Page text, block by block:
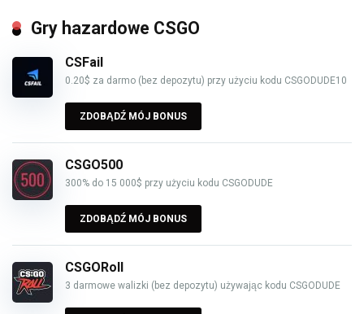
Gry hazardowe CSGO
CSFail
0.20$ za darmo (bez depozytu) przy użyciu kodu CSGODUDE10
ZDOBĄDŹ MÓJ BONUS
CSGO500
300% do 15 000$ przy użyciu kodu CSGODUDE
ZDOBĄDŹ MÓJ BONUS
CSGORoll
3 darmowe walizki (bez depozytu) używając kodu CSGODUDE